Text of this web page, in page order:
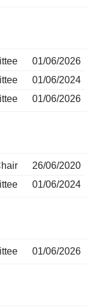
01/06/2026
01/06/2024
01/06/2026
26/06/2020
01/06/2024
01/06/2026